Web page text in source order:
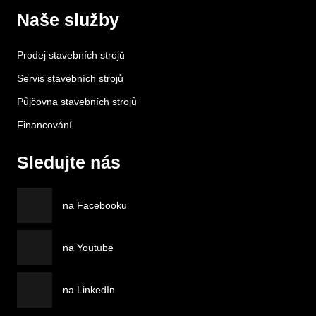
Naše služby
Prodej stavebních strojů
Servis stavebních strojů
Půjčovna stavebních strojů
Financování
Sledujte nás
na Facebooku
na Youtube
na LinkedIn